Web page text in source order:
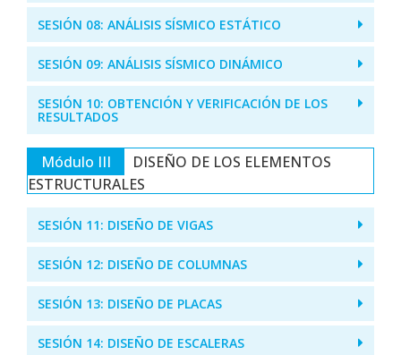
SESIÓN 08: ANÁLISIS SÍSMICO ESTÁTICO
SESIÓN 09: ANÁLISIS SÍSMICO DINÁMICO
SESIÓN 10: OBTENCIÓN Y VERIFICACIÓN DE LOS
RESULTADOS
Módulo III
DISEÑO DE LOS ELEMENTOS
ESTRUCTURALES
SESIÓN 11: DISEÑO DE VIGAS
SESIÓN 12: DISEÑO DE COLUMNAS
SESIÓN 13: DISEÑO DE PLACAS
SESIÓN 14: DISEÑO DE ESCALERAS